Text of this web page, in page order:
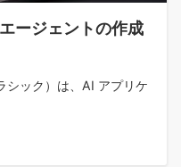
ージェントの作成
ック）は、AI アプリケ